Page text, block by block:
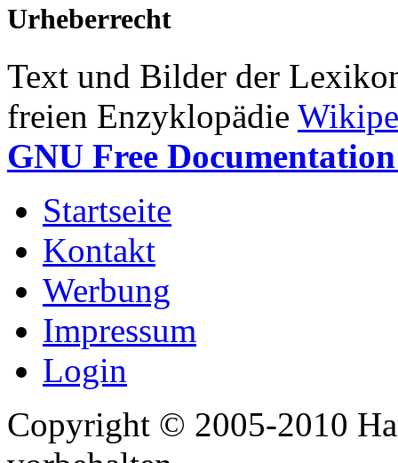
Urheberrecht
Text und Bilder der
freien Enzyklopädie
GNU Free
Startseite
Kontakt
Werbung
Impressum
Login
Copyright © 2005-2010